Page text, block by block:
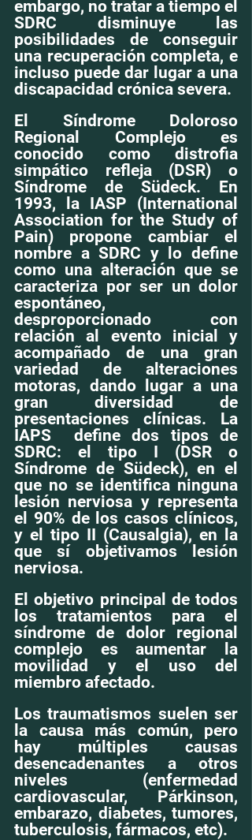
embargo, no tratar a tiempo el
SDRC disminuye las
posibilidades de conseguir
una recuperación completa, e
incluso puede dar lugar a una
discapacidad crónica severa.
El Síndrome Doloroso
Regional Complejo es
conocido como distrofia
simpático refleja (DSR) o
Síndrome de Südeck. En
1993, la IASP (International
Association for the Study of
Pain) propone cambiar el
nombre a SDRC y lo define
como una alteración que se
caracteriza por ser un dolor
espontáneo,
desproporcionado con
relación al evento inicial y
acompañado de una gran
variedad de alteraciones
motoras, dando lugar a una
gran diversidad de
presentaciones clínicas. La
IAPS  define dos tipos de
SDRC: el tipo I (DSR o
Síndrome de Südeck), en el
que no se identifica ninguna
lesión nerviosa y representa
el 90% de los casos clínicos,
y el tipo II (Causalgia), en la
que sí objetivamos lesión
nerviosa.
El objetivo principal de todos
los tratamientos para el
síndrome de dolor regional
complejo es aumentar la
movilidad y el uso del
miembro afectado.
Los traumatismos suelen ser
la causa más común, pero
hay múltiples causas
desencadenantes a otros
niveles (enfermedad
cardiovascular, Párkinson,
embarazo, diabetes, tumores,
tuberculosis, fármacos, etc).